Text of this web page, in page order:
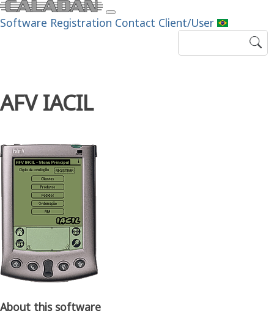
Software Registration Contact Client/User
AFV IACIL
About this software